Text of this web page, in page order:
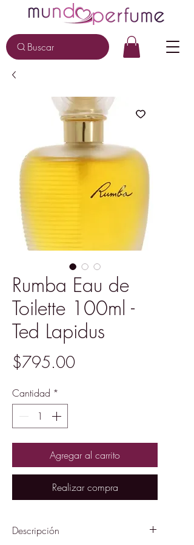
Buscar
Rumba Eau de
Toilette 100ml -
Ted Lapidus
$795.00Precio
Cantidad *
Agregar al carrito
Realizar compra
Descripción